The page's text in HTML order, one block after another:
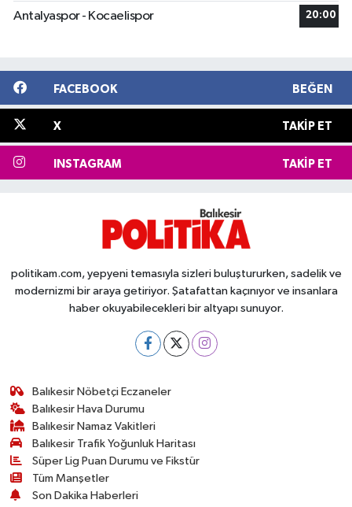
Antalyaspor - Kocaelispor 20:00
FACEBOOK BEĞEN
X TAKIP ET
INSTAGRAM TAKIP ET
politikam.com, yepyeni temasıyla sizleri buluştururken, sadelik ve
modernizmi bir araya getiriyor. Şatafattan kaçınıyor ve insanlara
haber okuyabilecekleri bir altyapı sunuyor.
Balıkesir Nöbetçi Eczaneler
Balıkesir Hava Durumu
Balıkesir Namaz Vakitleri
Balıkesir Trafik Yoğunluk Haritası
Süper Lig Puan Durumu ve Fikstür
Tüm Manşetler
Son Dakika Haberleri